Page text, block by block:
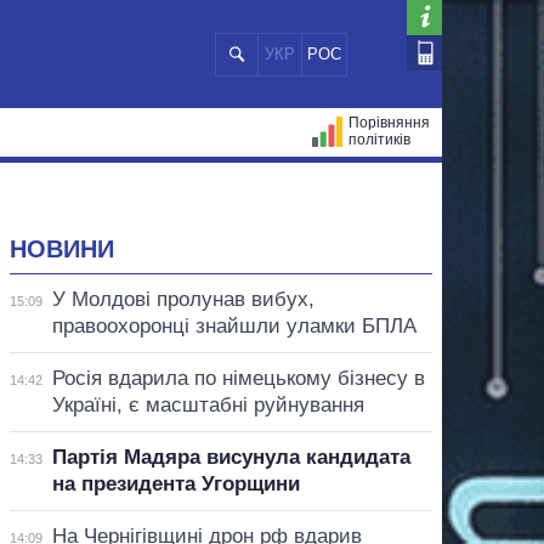
УКР РОС
Порівняння
політиків
НОВИНИ
15:09
У Молдові пролунав вибух,
правоохоронці знайшли уламки БПЛА
14:42
Росія вдарила по німецькому бізнесу в
Україні, є масштабні руйнування
14:33
Партія Мадяра висунула кандидата
на президента Угорщини
14:09
На Чернігівщині дрон рф вдарив